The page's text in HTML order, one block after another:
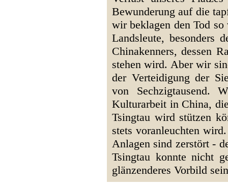
Bewunderung auf die
wir beklagen den Tod
Landsleute, besonders
Chinakenners, dessen
stehen wird. Aber wir
der Verteidigung der
von Sechzigtausend.
Kulturarbeit in China,
Tsingtau wird stützen
stets voranleuchten
Anlagen sind zerstört -
Tsingtau konnte nicht
glänzenderes Vorbild